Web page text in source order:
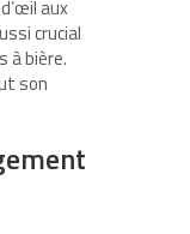
aux
crucial
à bière.
son